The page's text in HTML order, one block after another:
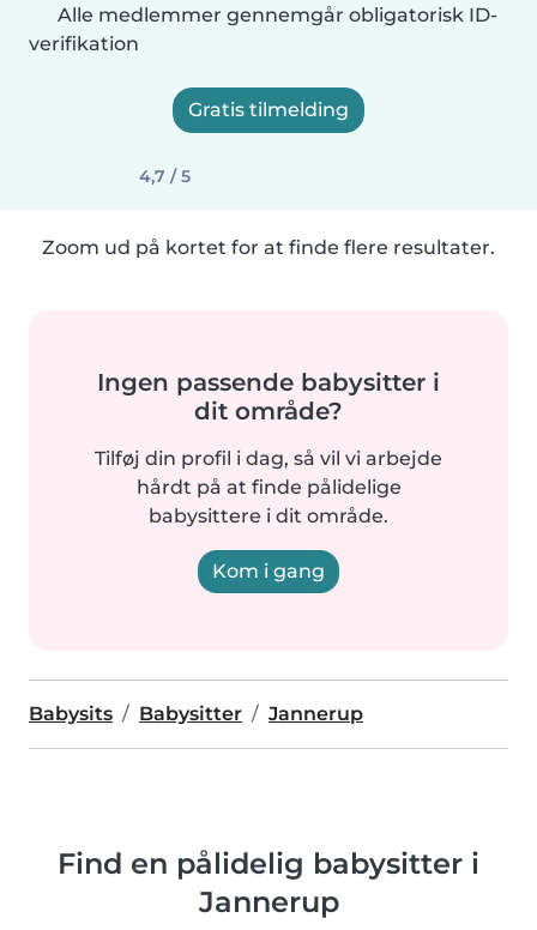
Alle medlemmer gennemgår obligatorisk ID-
verifikation
Gratis tilmelding
4,7 / 5
Zoom ud på kortet for at finde flere resultater.
Ingen passende babysitter i
dit område?
Tilføj din profil i dag, så vil vi arbejde
hårdt på at finde pålidelige
babysittere i dit område.
Kom i gang
Babysits Babysitter Jannerup
Find en pålidelig babysitter i
Jannerup